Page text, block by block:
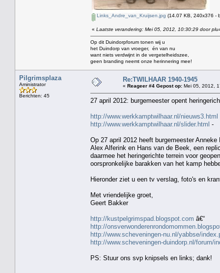
Links_Andre_van_Kruijsen.jpg (14.07 KB, 240x376 -
« Laatste verandering: Mei 05, 2012, 10:30:29 door
Op dit Duindorpforum tonen wij u
het Duindorp van vroeger, én van nu
want niets verdwijnt in de vergetelheidszee,
geen branding neemt onze herinnering mee!
Pilgrimsplaza
Aministrator
Berichten: 45
Re:TWILHAAR 1940-1945
« Reageer #4 Gepost op: Mei 05, 2012,
27 april 2012: burgemeester opent
http://www.werkkamptwilhaar.nl/nieuws3.html
http://www.werkkamptwilhaar.nl/slider.html -
Op 27 april 2012 heeft burgemeester
Alex Alferink en Hans van de Beek, een
daarmee het heringerichte terrein voor
oorspronkelijke barakken van het kamp
Hieronder ziet u een tv verslag, foto's en
Met vriendelijke groet,
Geert Bakker
http://kustpelgrimspad.blogspot.com â€“
http://
http://www.scheveningen-nu.nl/yabbse/
http://www.scheveningen-duindorp.nl/forum/
PS: Stuur ons svp knipsels en links; dank!